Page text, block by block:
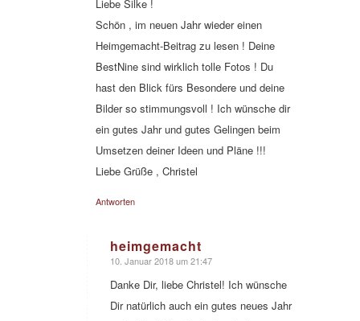
Liebe Silke !
Schön , im neuen Jahr wieder einen
Heimgemacht-Beitrag zu lesen ! Deine
BestNine sind wirklich tolle Fotos ! Du
hast den Blick fürs Besondere und deine
Bilder so stimmungsvoll ! Ich wünsche dir
ein gutes Jahr und gutes Gelingen beim
Umsetzen deiner Ideen und Pläne !!!
Liebe Grüße , Christel
Antworten
heimgemacht
sagte:
10. Januar 2018 um 21:47
Danke Dir, liebe Christel! Ich wünsche
Dir natürlich auch ein gutes neues Jahr